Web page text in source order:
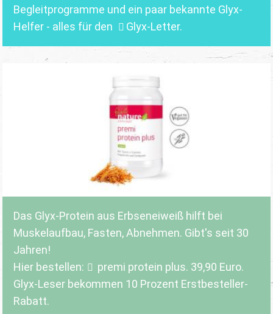
Begleitprogramme und ein paar bekannte Glyx-
Helfer - alles für den
Glyx-Letter.
Das Glyx-Protein aus Erbseneiweiß hilft bei
Muskelaufbau, Fasten, Abnehmen. Gibt's seit 30
Jahren!
Hier bestellen:
premi protein plus. 39,90 Euro.
Glyx-Leser bekommen 10 Prozent Erstbesteller-
Rabatt.